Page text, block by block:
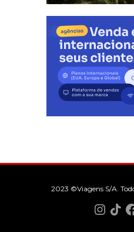
2023 ©Viagens S/A.
Instagram
TikTok